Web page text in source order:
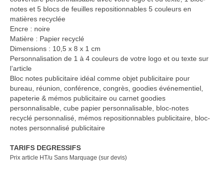
Casquette publicitaire
Carnet personnalisé Notes
Repositionnable
Notes repositionnables
Bloc–notes Personnalisé
Carnet A5 Personnalisé
Carnet A6 personnalisé
Chapeau publicitaire
Clé USB personnalisée
notes et 5 blocs de feuilles repositionnables 5 couleurs en
matières recyclée
Encre : noire
Matière : Papier recyclé
Dimensions : 10,5 x 8 x 1 cm
Personnalisation de 1 à 4 couleurs de votre logo et ou texte sur
l’article
Bloc notes publicitaire idéal comme objet publicitaire pour
bureau, réunion, conférence, congrès, goodies événementiel,
papeterie & mémos publicitaire ou carnet goodies
personnalisable, cube papier personnalisable, bloc-notes
recyclé personnalisé, mémos repositionnables publicitaire, bloc-
notes personnalisé publicitaire
TARIFS DEGRESSIFS
Prix article HT/u Sans Marquage (sur devis)